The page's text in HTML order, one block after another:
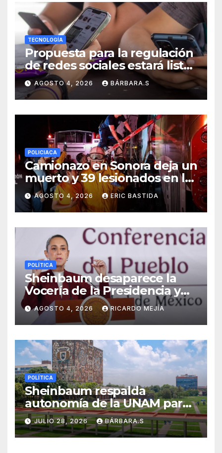
TECNOLOGÍA
Propuesta para la regulación
de redes sociales estará lista
a finales de agosto:
Sheinbaum
AGOSTO 4, 2026 BÁRBARA.S
POLICIACA
Camionazo en Sonora deja un
muerto y 39 lesionados en la
carretera Obregón-Empalme
AGOSTO 4, 2026 ERIC BASTIDA
POLÍTICA
Sheinbaum desaparece la
Vocería de la Presidencia y
crea nueva Unidad de
Ayudantía
AGOSTO 4, 2026 RICARDO MEJÍA
POLÍTICA
Sheinbaum respalda
autonomía de la UNAM para
resolver polémica por
examen de ingreso
JULIO 28, 2026 BÁRBARA.S